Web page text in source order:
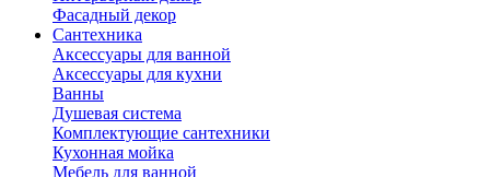
Фасадный декор
Сантехника
Аксессуары для ванной
Аксессуары для кухни
Ванны
Душевая система
Комплектующие сантехники
Кухонная мойка
Мебель для ванной